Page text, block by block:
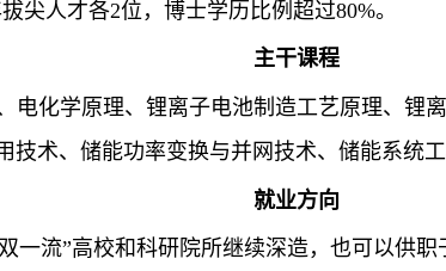
尖人才各2位，博士学历比例超过80%。
主干课程
电化学原理、锂离子电池制造工艺原理、锂
术、储能功率变换与并网技术、储能系统工
就业方向
一流”高校和科研院所继续深造，也可以供